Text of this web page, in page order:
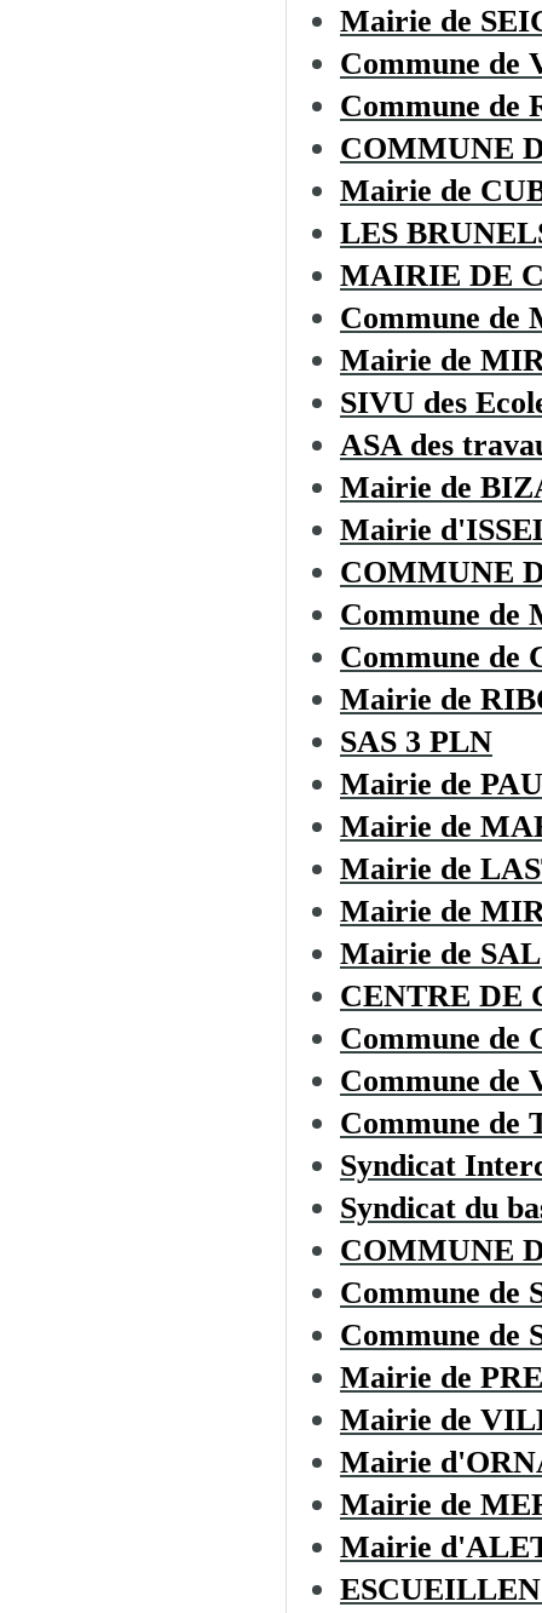
Mairie de
Commune
Commune de
COMMUNE
Mairie de
LES
MAIRIE DE
Commune de
Mairie de
SIVU des
ASA des
Mairie de
Mairie
COMMUNE
Commune de
Commune de
Mairie de
SAS 3 PLN
Mairie de
Mairie de
Mairie de
Mairie de
Mairie de
CENTRE DE
Commune de
Commune de
Commune de
Syndicat
Syndicat du
COMMUNE
Commune de
Commune de
Mairie de
Mairie de
Mairie
Mairie de
Mairie